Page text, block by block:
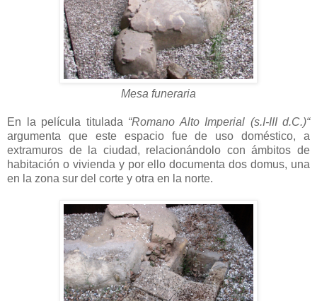
Mesa funeraria
En la película titulada “Romano Alto Imperial (s.I-III d.C.)“
argumenta que este espacio fue de uso doméstico, a
extramuros de la ciudad, relacionándolo con ámbitos de
habitación o vivienda y por ello documenta dos domus, una
en la zona sur del corte y otra en la norte.